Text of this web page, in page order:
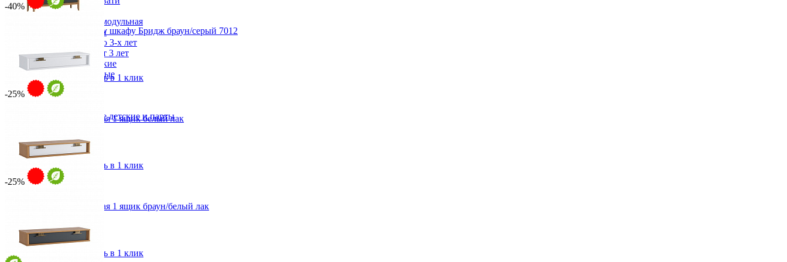
Декор в детскую
Детская Вилия-М модульная
Детские гарнитуры
Детские кровати до 3-х лет
Детские кровати от 3 лет
Комоды классические
Комоды пеленальные
Кровати домики
Полки детские
Столы письменные детские и парты
Шведская стенка
Шкафы детские
Ящики и короба
Антресоль к 3х дверному шкафу Бридж браун/серый 7012
от 31 570 ₽
170х49х60 см
В корзину
Быстро купить в 1 клик
-40%
Консоль Бридж подвесная 1 ящик белый лак
от 15 960 ₽
100х18,2х33,4 см
В корзину
Быстро купить в 1 клик
-25%
Консоль Бридж подвесная 1 ящик браун/белый лак
от 15 960 ₽
100х18,2х33,4 см
В корзину
Быстро купить в 1 клик
-25%